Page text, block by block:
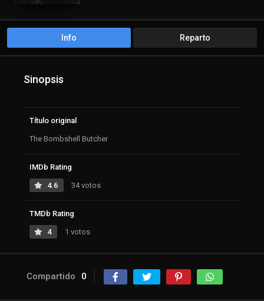
Info Reparto
Sinopsis
Título original
The Bombshell Butcher
IMDb Rating
4.6 34 votos
TMDb Rating
4 1 votos
Compartido 0